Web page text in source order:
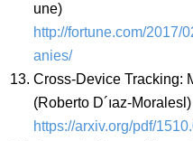
une)
http://fortune.com/2017/
anies/
Cross-Device Tracking:
(Roberto D´ıaz-Moralesl)
https://arxiv.org/pdf/